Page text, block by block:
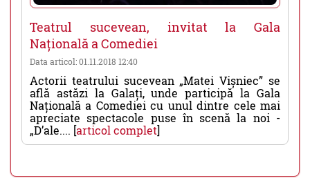
Teatrul sucevean, invitat la Gala
Națională a Comediei
Data articol: 01.11.2018 12:40
Actorii teatrului sucevean „Matei Vișniec” se
află astăzi la Galați, unde participă la Gala
Națională a Comediei cu unul dintre cele mai
apreciate spectacole puse în scenă la noi -
„D’ale.... [articol complet]